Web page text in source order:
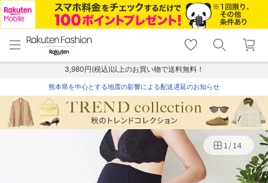
menu home
トップ
shopping_cart lock_outline
ログイン
3,980円(税込)以上のお買い物で送料無料！
熊本県を中心とする地震の影響による配送遅延のお知らせ
1/14